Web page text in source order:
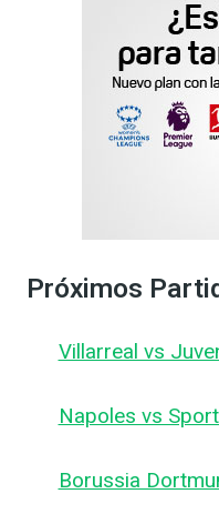
Próximos
Villarreal vs
Napoles vs
Borussia